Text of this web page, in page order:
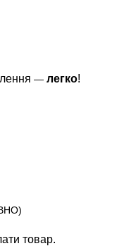
— легко!
товар.